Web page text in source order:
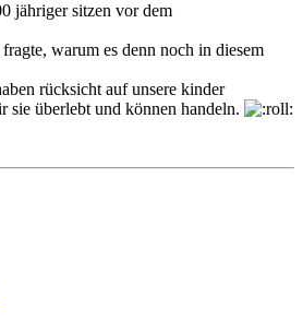
jähriger sitzen vor dem
warum es denn noch in diesem
rücksicht auf unsere kinder
sie überlebt und können handeln.